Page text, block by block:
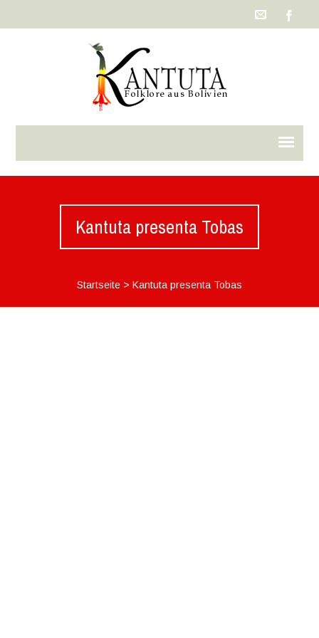
Kantuta presenta Tobas
Startseite> Kantuta presenta Tobas